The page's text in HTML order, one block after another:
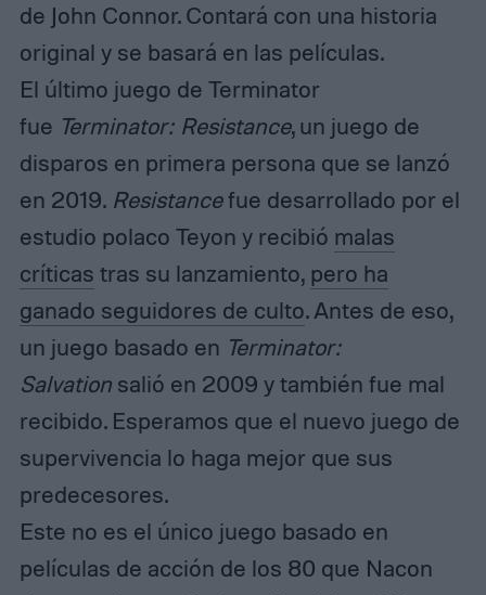
de John Connor. Contará con una historia
original y se basará en las películas.
El último juego de Terminator
fue Terminator: Resistance, un juego de
disparos en primera persona que se lanzó
en 2019. Resistancefue desarrollado por el
estudio polaco Teyon y recibió malas
críticas tras su lanzamiento, pero ha
ganado seguidores de culto. Antes de eso,
un juego basado en Terminator:
Salvationsalió en 2009 y también fue mal
recibido. Esperamos que el nuevo juego de
supervivencia lo haga mejor que sus
predecesores.
Este no es el único juego basado en
películas de acción de los 80 que Nacon